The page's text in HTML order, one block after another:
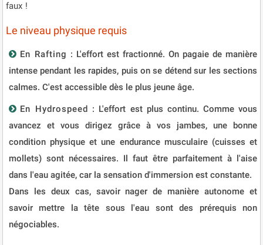
faux !
Le niveau physique requis
En Rafting : L'effort est fractionné. On pagaie de manière
intense pendant les rapides, puis on se détend sur les sections
calmes. C'est accessible dès le plus jeune âge.
En Hydrospeed
: L'effort est plus continu. Comme vous
avancez et vous dirigez grâce à vos jambes, une bonne
condition physique et une endurance musculaire (cuisses et
mollets) sont nécessaires. Il faut être parfaitement à l'aise
dans l'eau agitée, car la sensation d'immersion est constante.
Dans les deux cas, savoir nager de manière autonome et
savoir mettre la tête sous l'eau sont des prérequis non
négociables.